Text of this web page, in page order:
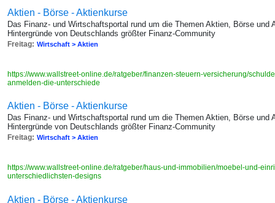
Aktien - Börse - Aktienkurse
Das Finanz- und Wirtschaftsportal rund um die Themen Aktien, Börse und
Hintergründe von Deutschlands größter Finanz-Community
Freitag: Wirtschaft > Aktien
https://www.wallstreet-online.de/ratgeber/finanzen-steuern-versicherung/
anmelden-die-unterschiede
Aktien - Börse - Aktienkurse
Das Finanz- und Wirtschaftsportal rund um die Themen Aktien, Börse und
Hintergründe von Deutschlands größter Finanz-Community
Freitag: Wirtschaft > Aktien
https://www.wallstreet-online.de/ratgeber/haus-und-immobilien/moebel-und-
unterschiedlichsten-designs
Aktien - Börse - Aktienkurse